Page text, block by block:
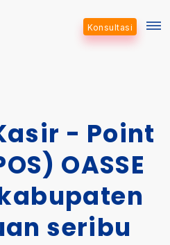
Konsultasi
- Point
OASSE
seribu